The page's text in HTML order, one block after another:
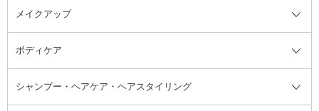
洗顔料
美容液
オールインワン化粧品 フェイスクリーム
ベースメイク全て
BBクリーム
コンシーラー ファンデーション
メイクアップ
メイクアップ全て
まつげ美容液 つけまつげ
ボディケア
ボディケア全て
ボディソープ・ハンドソープ・石
けん
シャンプー・ヘアケア・ヘアスタイリング